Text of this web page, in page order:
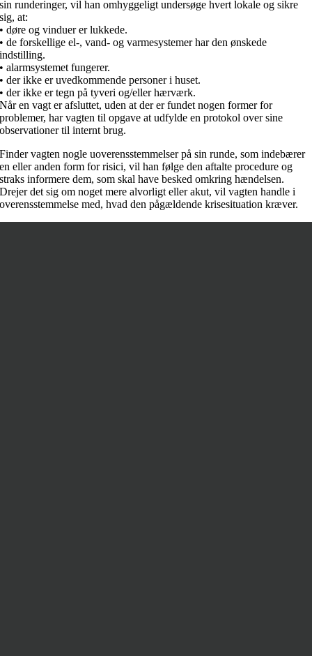
sin runderinger, vil han omhyggeligt undersøge hvert lokale og sikre
sig, at:
• døre og vinduer er lukkede.
• de forskellige el-, vand- og varmesystemer har den ønskede
indstilling.
• alarmsystemet fungerer.
• der ikke er uvedkommende personer i huset.
• der ikke er tegn på tyveri og/eller hærværk.
Når en vagt er afsluttet, uden at der er fundet nogen former for
problemer, har vagten til opgave at udfylde en protokol over sine
observationer til internt brug.
Finder vagten nogle uoverensstemmelser på sin runde, som indebærer
en eller anden form for risici, vil han følge den aftalte procedure og
straks informere dem, som skal have besked omkring hændelsen.
Drejer det sig om noget mere alvorligt eller akut, vil vagten handle i
overensstemmelse med, hvad den pågældende krisesituation kræver.